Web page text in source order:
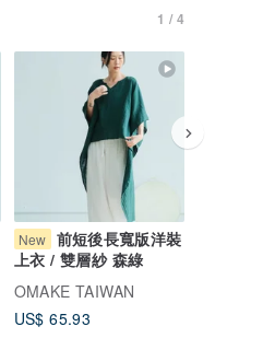
1 / 4
New 前短後長寬版洋裝
上衣 / 雙層紗 森綠
OMAKE TAIWAN
US$ 65.93